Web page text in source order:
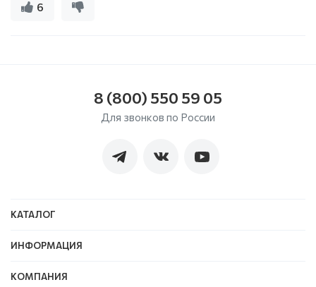
6
8 (800) 550 59 05
Для звонков по России
КАТАЛОГ
ИНФОРМАЦИЯ
КОМПАНИЯ